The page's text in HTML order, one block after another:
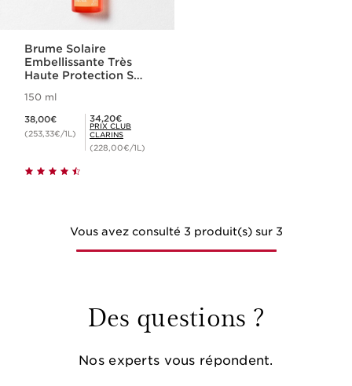
Brume Solaire
Embellissante Très
Haute Protection SPF
150 ml
38,00€
(253,33€/1L)
Prix Club Clarins 34,20€
34,20€
PRIX CLUB
CLARINS
(228,00€/1L)
Vous avez consulté 3 produit(s) sur 3
Des questions ?
Nos experts vous répondent.